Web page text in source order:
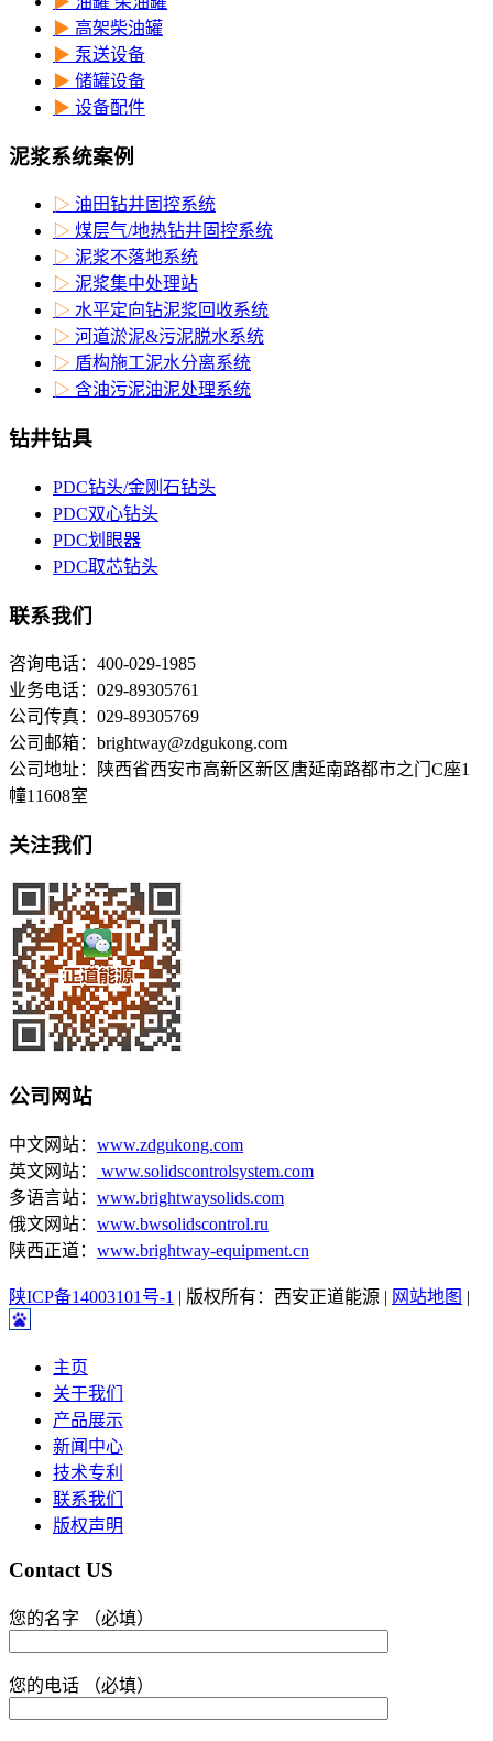
▶ 高架柴油罐
▶ 泵送设备
▶ 储罐设备
▶ 设备配件
泥浆系统案例
▷ 油田钻井固控系统
▷ 煤层气/地热钻井固控系统
▷ 泥浆不落地系统
▷ 泥浆集中处理站
▷ 水平定向钻泥浆回收系统
▷ 河道淤泥&污泥脱水系统
▷ 盾构施工泥水分离系统
▷ 含油污泥油泥处理系统
钻井钻具
PDC钻头/金刚石钻头
PDC双心钻头
PDC划眼器
PDC取芯钻头
联系我们
咨询电话：400-029-1985
业务电话：029-89305761
公司传真：029-89305769
公司邮箱：brightway@zdgukong.com
公司地址：陕西省西安市高新区新区唐延南路都市之门C座1
幢11608室
关注我们
公司网站
中文网站： www.zdgukong.com
英文网站：
www.solidscontrolsystem.com
多语言站： www.brightwaysolids.com
俄文网站： www.bwsolidscontrol.ru
陕西正道： www.brightway-equipment.cn
陕ICP备14003101号-1 | 版权所有：西安正道能源 | 网站地图 |
主页
关于我们
产品展示
新闻中心
技术专利
联系我们
版权声明
Contact US
您的名字 （必填）
您的电话 （必填）